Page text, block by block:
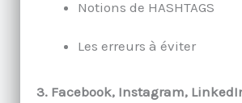
Notions de HASHTAGS
Les erreurs à éviter
3. Facebook, Instagram,